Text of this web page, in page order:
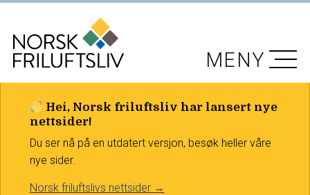
Hei, Norsk friluftsliv har lansert nye
nettsider!
Du ser nå på en utdatert versjon, besøk heller våre
nye sider.
Norsk friluftslivs nettsider →
MENY